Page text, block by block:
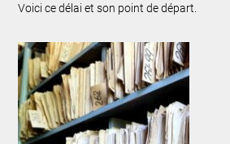
Voici ce délai et son point de départ.